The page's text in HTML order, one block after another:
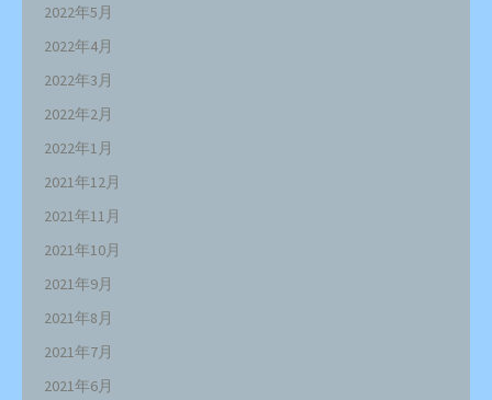
2022年5月
2022年4月
2022年3月
2022年2月
2022年1月
2021年12月
2021年11月
2021年10月
2021年9月
2021年8月
2021年7月
2021年6月